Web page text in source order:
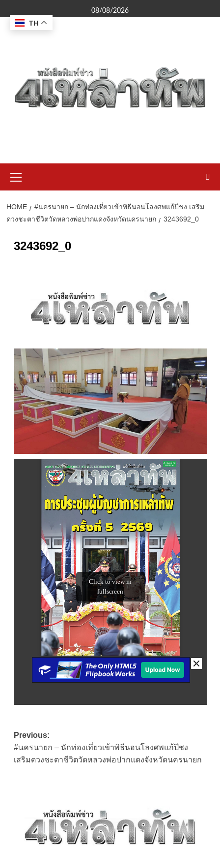
to
content
08/08/2026
Menu
HOME
#นครนายก – นักท่องเที่ยวเข้าพิธีนอนโลงศพแก้ปีชง เสริม
ดวงชะตาชีวิตวัดหลวงพ่อปากแดงจังหวัดนครนายก
3243692_0
3243692_0
Post
navigation
Previous:
#นครนายก – นักท่องเที่ยวเข้าพิธีนอนโลงศพแก้ปีชง
เสริมดวงชะตาชีวิตวัดหลวงพ่อปากแดงจังหวัดนครนายก
TH